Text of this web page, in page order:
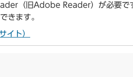
（旧Adobe Reader）が必要で
きます。
イト）